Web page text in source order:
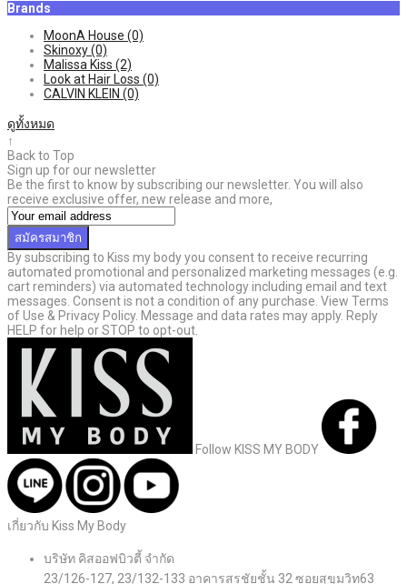
Brands
MoonA House (0)
Skinoxy(0)
Malissa Kiss (2)
Look at Hair Loss (0)
CALVIN KLEIN (0)
ดูทั้งหมด
↑
Back to Top
Sign up for our newsletter
Be the first to know by subscribing our newsletter. You will also
receive exclusive offer, new release and more,
สมัครสมาชิก
By subscribing to Kiss my body you consent to receive recurring
automated promotional and personalized marketing messages (e.g.
cart reminders) via automated technology including email and text
messages. Consent is not a condition of any purchase. View Terms
of Use & Privacy Policy. Message and data rates may apply. Reply
HELP for help or STOP to opt-out.
Follow KISS MY BODY
เกี่ยวกับ Kiss My Body
บริษัท คิสออฟบิวตี้ จำกัด
23/126-127, 23/132-133 อาคารสรชัยชั้น 32 ซอยสุขุมวิท63